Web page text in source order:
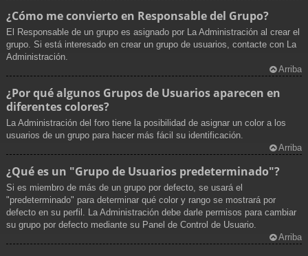
¿Cómo me convierto en Responsable del Grupo?
El Responsable de un grupo es asignado por La Administración al crear el
grupo. Si está interesado en crear un grupo de usuarios, contacte con La
Administración.
Arriba
¿Por qué algunos Grupos de Usuarios aparecen en
diferentes colores?
La Administración del foro tiene la posibilidad de asignar un color a los
usuarios de un grupo para hacer más fácil su identificación.
Arriba
¿Qué es un "Grupo de Usuarios predeterminado"?
Si es miembro de más de un grupo por defecto, se usará el
"predeterminado" para determinar qué color y rango se mostrará por
defecto en su perfil. La Administración debe darle permisos para cambiar
su grupo por defecto mediante su Panel de Control de Usuario.
Arriba